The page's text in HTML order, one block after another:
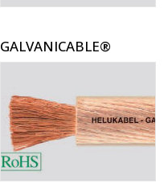
GALVANICABLE®